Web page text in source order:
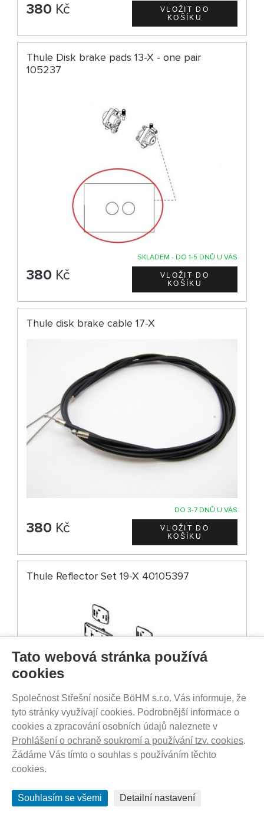
380 Kč
Thule Disk brake pads 13-X - one pair
105237
SKLADEM - DO 1-5 DNŮ U VÁS
380 Kč
Thule disk brake cable 17-X
DO 3-7 DNŮ U VÁS
380 Kč
Thule Reflector Set 19-X 40105397
DO 3-7 DNŮ U VÁS
380
Tato webová stránka používá
cookies
Společnost Střešní nosiče BöHM s.r.o. Vás informuje, že
tyto stránky využívají cookies. Podrobnější informace o
cookies a zpracování osobních údajů naleznete v
Prohlášení o ochraně soukromí a používání tzv. cookies.
Žádáme Vás tímto o souhlas s používáním těchto
cookies.
Souhlasím se všemi Detailní nastavení